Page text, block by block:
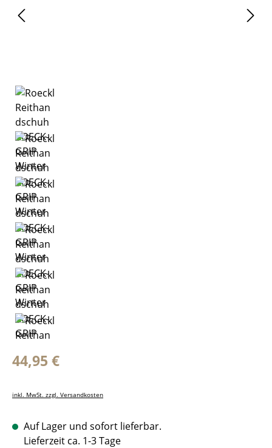
Regulärer Preis:
44,95 €
inkl. MwSt. zzgl. Versandkosten
Auf Lager und sofort lieferbar.
Lieferzeit ca. 1-3 Tage